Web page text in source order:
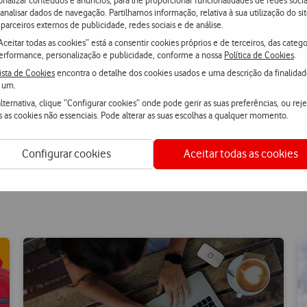
dados de navegação. Partilhamos informação, relativa à sua utilização do
externos de publicidade, redes sociais e de análise.
todas as cookies” está a consentir cookies próprios e de terceiros, das
personalização e publicidade, conforme a nossa Política de Cookies
de Cookiesencontra o detalhe dos cookies usados e uma descrição da
clique “Configurar cookies” onde pode gerir as suas preferências, ou
as cookies não essenciais. Pode alterar as suas escolhas a qualquer momento.
Configurar cookies Aceitar todas as cookies
€84,89
ou
€68,50+100pontos
Checkbox
ticked
Comparar
Ver todos os produtos